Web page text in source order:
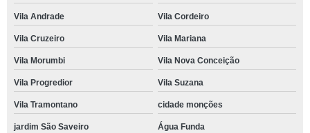
Vila Andrade Vila Cordeiro
Vila Cruzeiro Vila Mariana
Vila Morumbi Vila Nova Conceição
Vila Progredior Vila Suzana
Vila Tramontano cidade monções
jardim São Saveiro
Água Funda